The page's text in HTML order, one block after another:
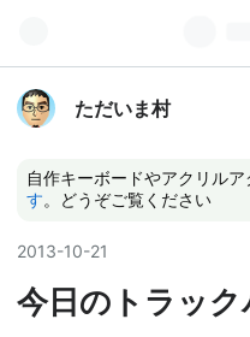
ただいま村
自作キーボードやアクリルア
す。どうぞご覧ください
2013-10-21
今日のトラック